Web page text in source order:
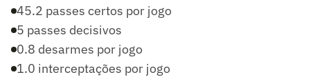
45.2 passes certos por jogo
5 passes decisivos
0.8 desarmes por jogo
1.0 interceptações por jogo